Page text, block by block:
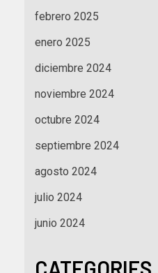
febrero 2025
enero 2025
diciembre 2024
noviembre 2024
octubre 2024
septiembre 2024
agosto 2024
julio 2024
junio 2024